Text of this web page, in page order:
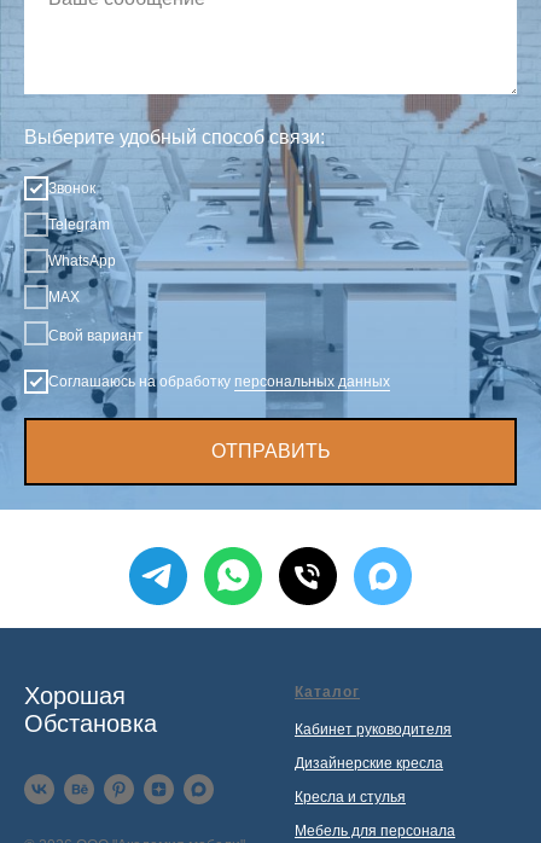
Выберите удобный способ связи:
Звонок
Telegram
WhatsApp
MAX
Свой вариант
Соглашаюсь на обработку персональных данных
ОТПРАВИТЬ
Хорошая
Обстановка
Каталог
Кабинет руководителя
Дизайнерские кресла
Кресла и стулья
Мебель для персонала